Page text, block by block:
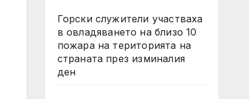
Горски служители участваха
в овладяването на близо 10
пожара на територията на
страната през изминалия
ден